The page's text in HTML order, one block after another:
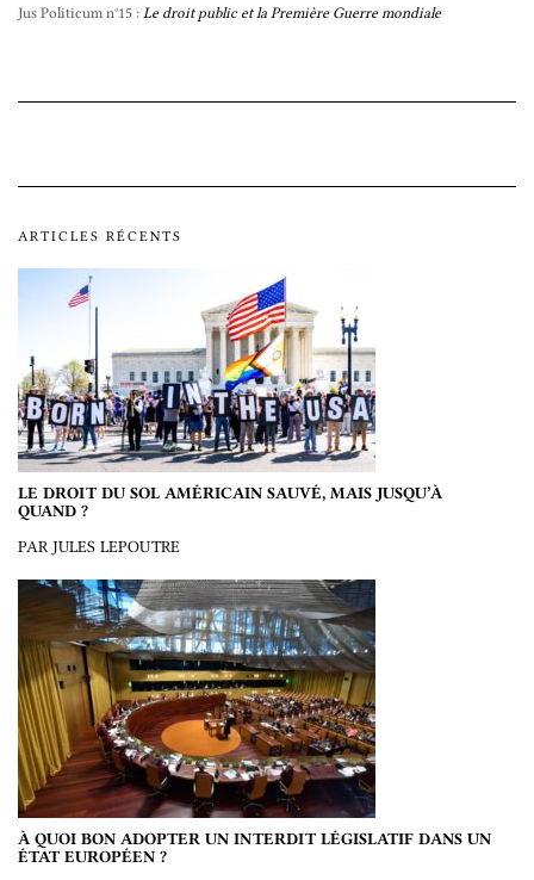
Jus Politicum n°15 : Le droit public et la Première Guerre mondiale
ARTICLES RÉCENTS
LE DROIT DU SOL AMÉRICAIN SAUVÉ, MAIS JUSQU’À
QUAND ?
PAR JULES LEPOUTRE
À QUOI BON ADOPTER UN INTERDIT LÉGISLATIF DANS UN
ÉTAT EUROPÉEN ?